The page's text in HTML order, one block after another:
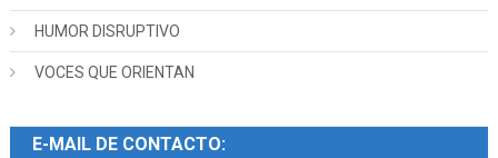
HUMOR DISRUPTIVO
VOCES QUE ORIENTAN
E-MAIL DE CONTACTO: